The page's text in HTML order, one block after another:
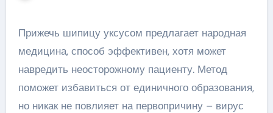
Прижечь шипицу уксусом предлагает народная
медицина, способ эффективен, хотя может
навредить неосторожному пациенту. Метод
поможет избавиться от единичного образования,
но никак не повлияет на первопричину – вирус